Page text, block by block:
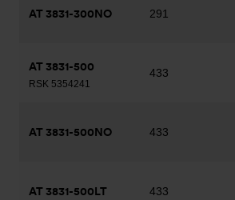
AT 3831-300NO 291
AT 3831-500
RSK 5354241
433
AT 3831-500NO 433
AT 3831-500LT 433